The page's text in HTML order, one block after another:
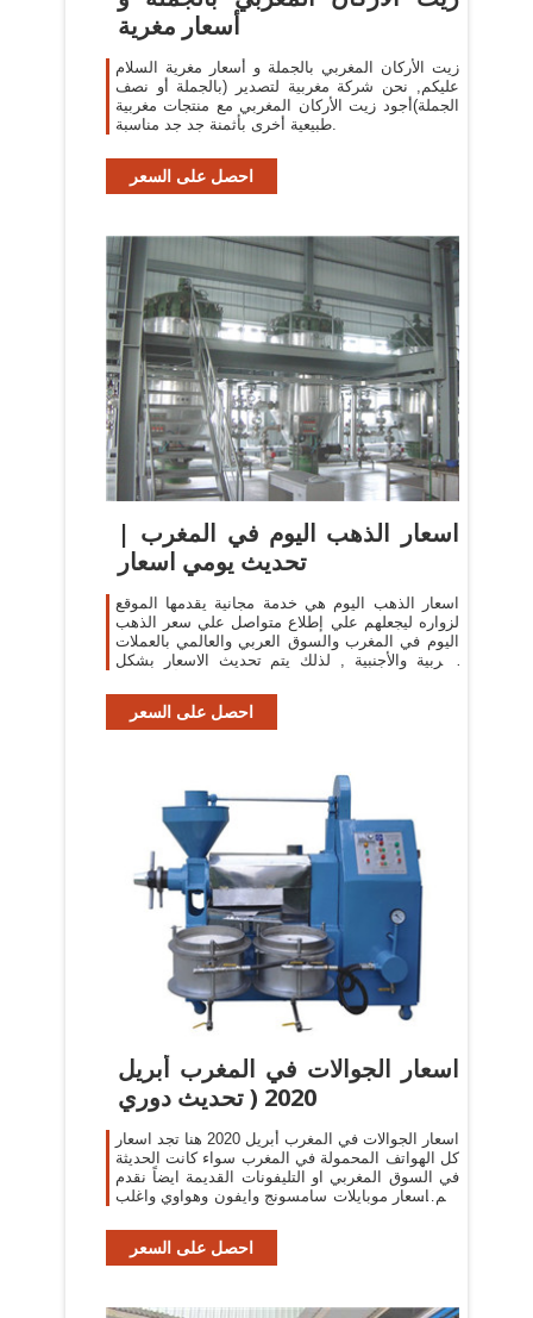
أسعار مغرية
زيت الأركان المغربي بالجملة و أسعار مغرية السلام
عليكم, نحن شركة مغربية لتصدير (بالجملة أو نصف
الجملة)أجود زيت الأركان المغربي مع منتجات مغربية
طبيعية أخرى بأثمنة جد جد مناسبة.
احصل على السعر
اسعار الذهب اليوم في المغرب |
تحديث يومي اسعار
اسعار الذهب اليوم هي خدمة مجانية يقدمها الموقع
لزواره ليجعلهم علي إطلاع متواصل علي سعر الذهب
اليوم في المغرب والسوق العربي والعالمي بالعملات
العربية والأجنبية , لذلك يتم تحديث الاسعار بشكل
احصل على السعر
اسعار الجوالات في المغرب أبريل
2020 ( تحديث دوري
اسعار الجوالات في المغرب أبريل 2020 هنا تجد اسعار
كل الهواتف المحمولة في المغرب سواء كانت الحديثة
في السوق المغربي او التليفونات القديمة ايضاً نقدم
لكم اسعار موبايلات سامسونج وايفون وهواوي واغلب
احصل على السعر